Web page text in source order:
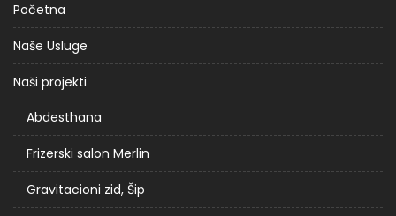
Početna
Naše Usluge
Naši projekti
Abdesthana
Frizerski salon Merlin
Gravitacioni zid, Šip